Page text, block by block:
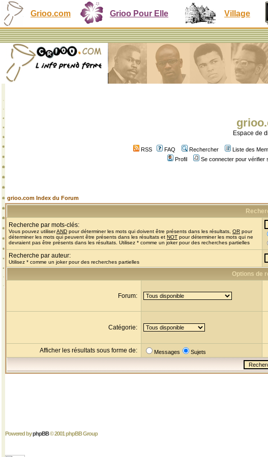
Grioo.com Grioo Pour Elle Village
Espace de
RSS FAQ Rechercher Liste des
Profil
Se connecter pour vérifier
grioo.com Index du Forum
Recherche par mots-clés:
Vous pouvez utiliserAND pour déterminer les mots qui doivent être présents dans les résultats, OR pour
déterminer les mots qui peuvent être présents dans les résultats et NOT pour déterminer les mots qui ne
devraient pas être présents dans les résultats. Utilisez * comme un joker pour des recherches partielles
Recherche par auteur:
Utilisez * comme un joker pour des recherches partielles
Options de
Forum:
Catégorie:
Afficher les résultats sous forme de: Messages Sujets
Powered byphpBB© 2001 phpBB Group